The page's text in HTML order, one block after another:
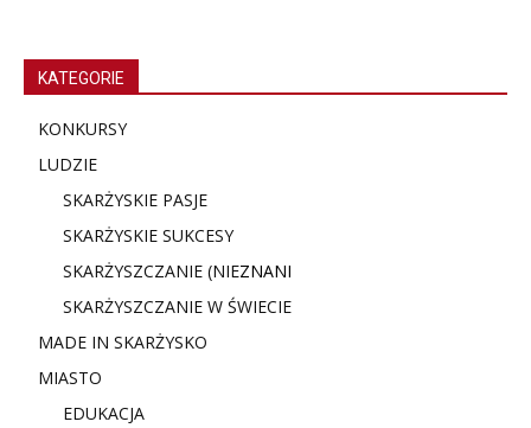
KATEGORIE
KONKURSY
LUDZIE
SKARŻYSKIE PASJE
SKARŻYSKIE SUKCESY
SKARŻYSZCZANIE (NIEZNANI
SKARŻYSZCZANIE W ŚWIECIE
MADE IN SKARŻYSKO
MIASTO
EDUKACJA